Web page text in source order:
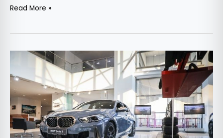
Read More »
Seria
1
în
România
–